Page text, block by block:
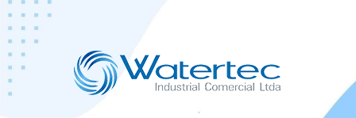
Pular
para
conteúdo